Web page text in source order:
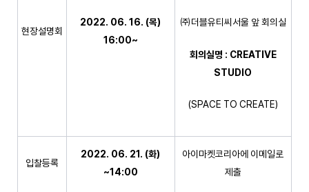
현장설명회
2022. 06. 16. (목)
16:00~
㈜더블유티씨서울 앞 회의실
회의실명 : CREATIVE
STUDIO
(SPACE TO CREATE)
입찰등록
2022. 06. 21. (화)
~14:00
아이마켓코리아에 이메일로
제출